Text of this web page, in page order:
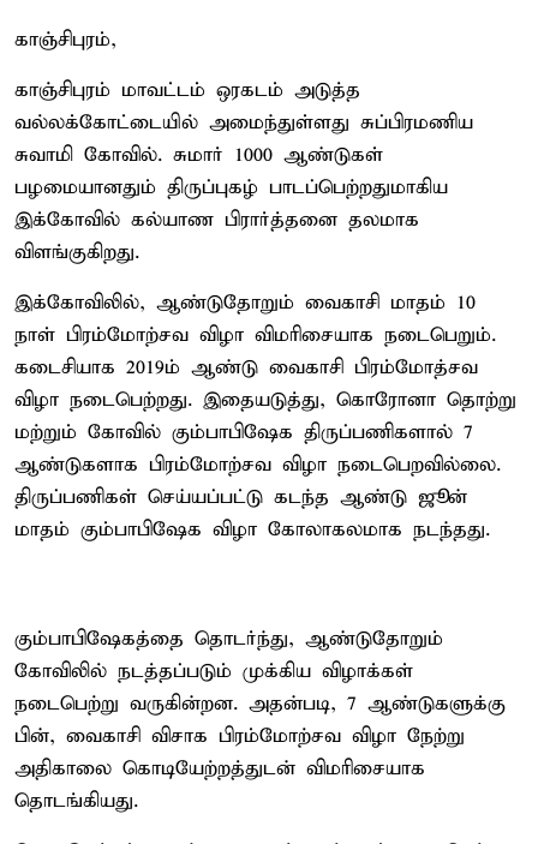
காஞ்சிபுரம்,
காஞ்சிபுரம் மாவட்டம் ஒரகடம் அடுத்த
வல்லக்கோட்டையில் அமைந்துள்ளது சுப்பிரமணிய
சுவாமி கோவில். சுமார் 1000 ஆண்டுகள்
பழமையானதும் திருப்புகழ் பாடப்பெற்றதுமாகிய
இக்கோவில் கல்யாண பிரார்த்தனை தலமாக
விளங்குகிறது.
இக்கோவிலில், ஆண்டுதோறும் வைகாசி மாதம் 10
நாள் பிரம்மோற்சவ விழா விமரிசையாக நடைபெறும்.
கடைசியாக 2019ம் ஆண்டு வைகாசி பிரம்மோத்சவ
விழா நடைபெற்றது. இதையடுத்து, கொரோனா தொற்று
மற்றும் கோவில் கும்பாபிஷேக திருப்பணிகளால் 7
ஆண்டுகளாக பிரம்மோற்சவ விழா நடைபெறவில்லை.
திருப்பணிகள் செய்யப்பட்டு கடந்த ஆண்டு ஜூன்
மாதம் கும்பாபிஷேக விழா கோலாகலமாக நடந்தது.
கும்பாபிஷேகத்தை தொடர்ந்து, ஆண்டுதோறும்
கோவிலில் நடத்தப்படும் முக்கிய விழாக்கள்
நடைபெற்று வருகின்றன. அதன்படி, 7 ஆண்டுகளுக்கு
பின், வைகாசி விசாக பிரம்மோற்சவ விழா நேற்று
அதிகாலை கொடியேற்றத்துடன் விமரிசையாக
தொடங்கியது.